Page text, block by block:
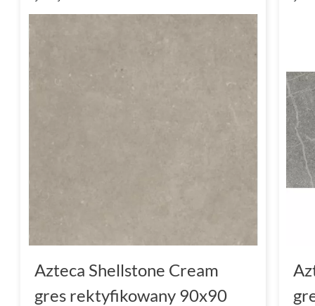
Azteca Shellstone Cream
gres rektyfikowany 90x90